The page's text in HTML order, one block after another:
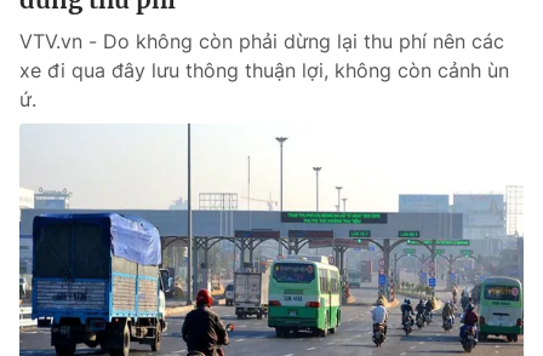
Xã hội
Pháp luật
Y tế
Thế giới
Tin tức
Kinh tế
VTV.vn - Do không còn phải dừng lại thu phí nên các
xe đi qua đây lưu thông thuận lợi, không còn cảnh ùn
ứ.